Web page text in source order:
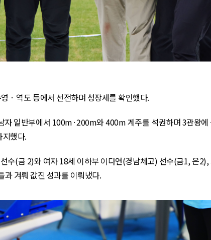
· 역도 등에서 선전하며 성장세를 확인했다.
자 일반부에서 100m·200m와400m계주를 석권하며3관왕에
지했다.
선수(금 2)와 여자18세 이하부 이다연(경남체고) 선수(금1, 은2),
과 겨뤄 값진 성과를 이뤄냈다.